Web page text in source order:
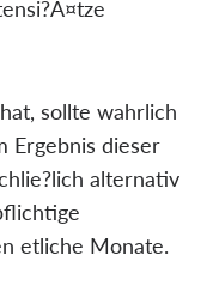
sollte wahrlich
Ergebnis dieser
alternativ
etliche Monate.